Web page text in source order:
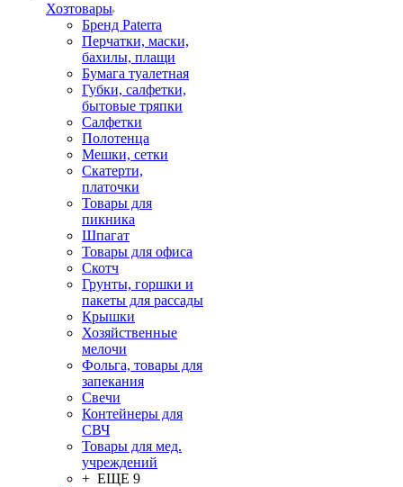
Хозтовары
Бренд Paterra
Перчатки, маски,
бахилы, плащи
Бумага туалетная
Губки, салфетки,
бытовые тряпки
Салфетки
Полотенца
Мешки, сетки
Скатерти,
платочки
Товары для
пикника
Шпагат
Товары для офиса
Скотч
Грунты, горшки и
пакеты для рассады
Крышки
Хозяйственные
мелочи
Фольга, товары для
запекания
Свечи
Контейнеры для
СВЧ
Товары для мед.
учреждений
+ ЕЩЕ 9